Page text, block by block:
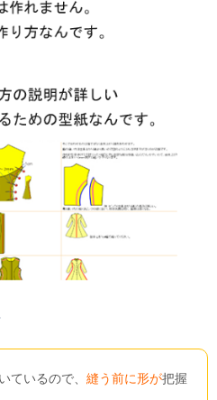
ているので、縫う前に形が把握